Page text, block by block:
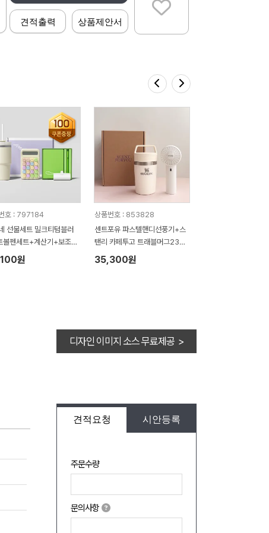
견적출력 상품제안서
호 : 797184
선물세트 밀크티텀블러
볼펜세트+계산기+보조배
원
상품번호 : 853828
센트포유 파스텔핸디선풍기+스
탠리 카페투고 트래블머그236
세트
35,300원
디자인 이미지 소스 무료제공 >
견적요청 시안등록
주문수량
문의사항